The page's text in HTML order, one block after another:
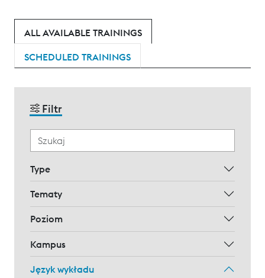
ALL AVAILABLE TRAININGS
SCHEDULED TRAININGS
Filtr
Type
Tematy
Poziom
Kampus
Język wykładu